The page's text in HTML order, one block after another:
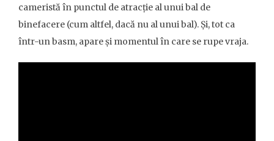
cameristă în punctul de atracție al unui bal de
binefacere (cum altfel, dacă nu al unui bal). Și, tot ca
într-un basm, apare și momentul în care se rupe vraja.